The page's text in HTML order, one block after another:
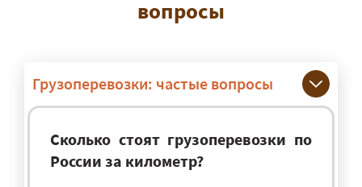
вопросы
Грузоперевозки: частые вопросы
Сколько стоят грузоперевозки по
России за километр?